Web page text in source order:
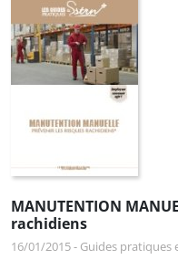
MANUTENTION
rachidiens
16/01/2015- Guides pratiques